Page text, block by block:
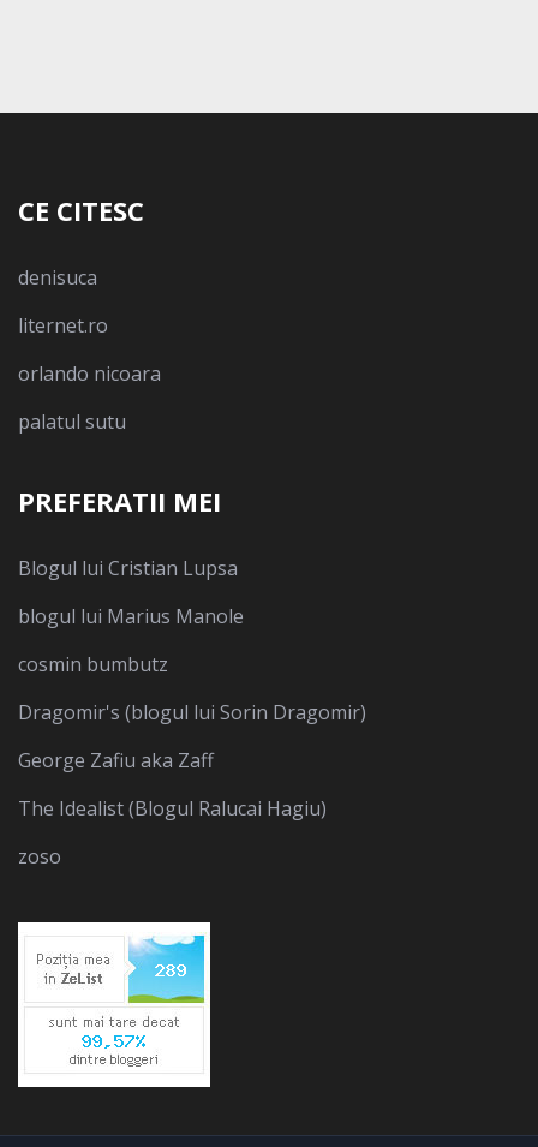
CE CITESC
denisuca
liternet.ro
orlando nicoara
palatul sutu
PREFERATII MEI
Blogul lui Cristian Lupsa
blogul lui Marius Manole
cosmin bumbutz
Dragomir's (blogul lui Sorin Dragomir)
George Zafiu aka Zaff
The Idealist (Blogul Ralucai Hagiu)
zoso